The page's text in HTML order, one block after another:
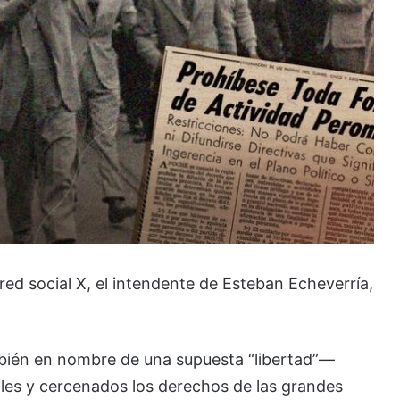
social X, el intendente de Esteban Echeverría,
en nombre de una supuesta “libertad”—
y cercenados los derechos de las grandes